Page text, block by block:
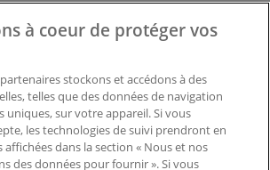
et professionnelle
sur la carte
un problème technique sur l’appli
à coeur de protéger vos
stockons et accédons à des
telles que des données de navigation
uniques, sur votre appareil. Si vous
les technologies de suivi prendront en
affichées dans la section « Nous et nos
des données pour fournir ». Si vous